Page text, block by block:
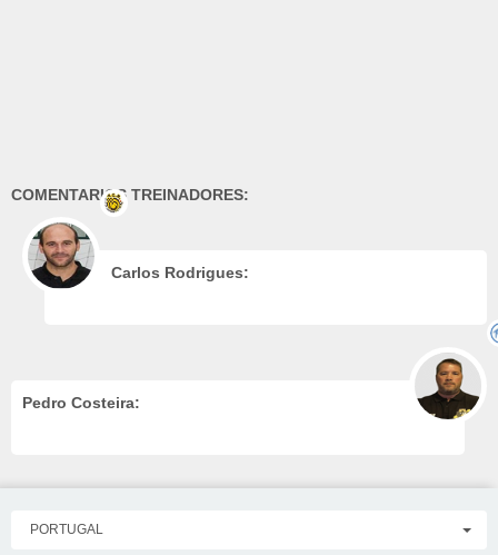
COMENTARIOS TREINADORES:
Carlos Rodrigues:
Pedro Costeira:
PORTUGAL